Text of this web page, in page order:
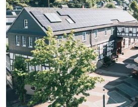
Doppelzimmer Deluxe
2 Erwachsene und 2 Kinder